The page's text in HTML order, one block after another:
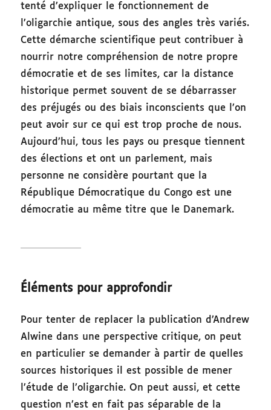
tenté d’expliquer le fonctionnement de
l’oligarchie antique, sous des angles très variés.
Cette démarche scientifique peut contribuer à
nourrir notre compréhension de notre propre
démocratie et de ses limites, car la distance
historique permet souvent de se débarrasser
des préjugés ou des biais inconscients que l’on
peut avoir sur ce qui est trop proche de nous.
Aujourd’hui, tous les pays ou presque tiennent
des élections et ont un parlement, mais
personne ne considère pourtant que la
République Démocratique du Congo est une
démocratie au même titre que le Danemark.
Éléments pour approfondir
Pour tenter de replacer la publication d’Andrew
Alwine dans une perspective critique, on peut
en particulier se demander à partir de quelles
sources historiques il est possible de mener
l’étude de l’oligarchie. On peut aussi, et cette
question n’est en fait pas séparable de la